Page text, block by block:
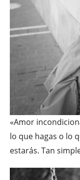
«Amor
lo que hagas o lo
estarás. Tan